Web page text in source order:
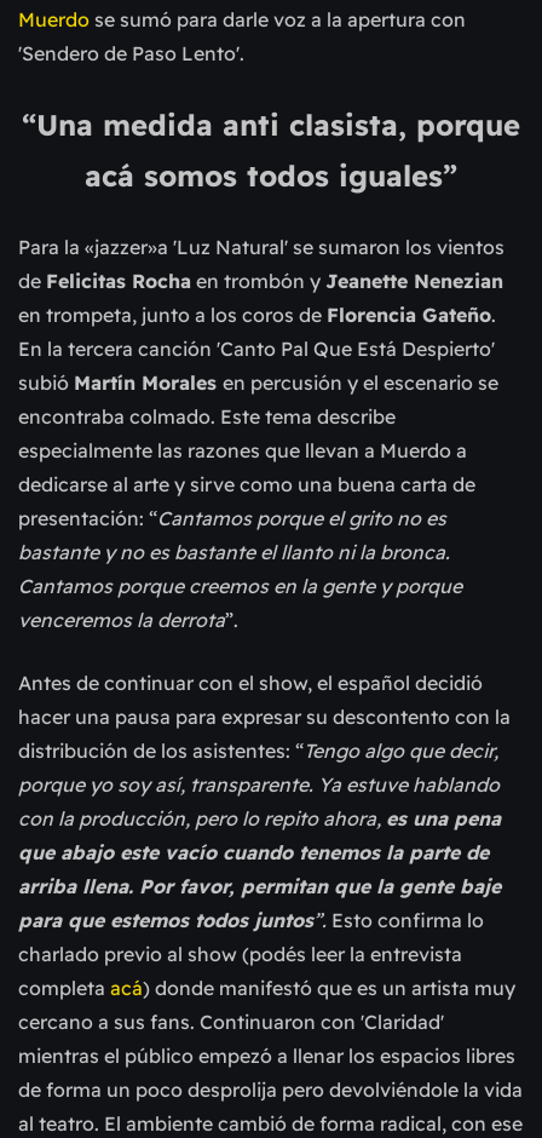
Muerdo se sumó para darle voz a la apertura con
'Sendero de Paso Lento'.
“Una medida anti clasista, porque
acá somos todos iguales”
Para la «jazzer»a 'Luz Natural' se sumaron los vientos
de Felicitas Rocha en trombón y Jeanette Nenezian
en trompeta, junto a los coros de Florencia Gateño.
En la tercera canción 'Canto Pal Que Está Despierto'
subió Martín Morales en percusión y el escenario se
encontraba colmado. Este tema describe
especialmente las razones que llevan a Muerdo a
dedicarse al arte y sirve como una buena carta de
presentación: “Cantamos porque el grito no es
bastante y no es bastante el llanto ni la bronca.
Cantamos porque creemos en la gente y porque
venceremos la derrota”.
Antes de continuar con el show, el español decidió
hacer una pausa para expresar su descontento con la
distribución de los asistentes: “Tengo algo que decir,
porque yo soy así, transparente. Ya estuve hablando
con la producción, pero lo repito ahora, es una pena
que abajo este vacío cuando tenemos la parte de
arriba llena. Por favor, permitan que la gente baje
para que estemos todos juntos”. Esto confirma lo
charlado previo al show (podés leer la entrevista
completa acá) donde manifestó que es un artista muy
cercano a sus fans. Continuaron con 'Claridad'
mientras el público empezó a llenar los espacios libres
de forma un poco desprolija pero devolviéndole la vida
al teatro. El ambiente cambió de forma radical, con ese